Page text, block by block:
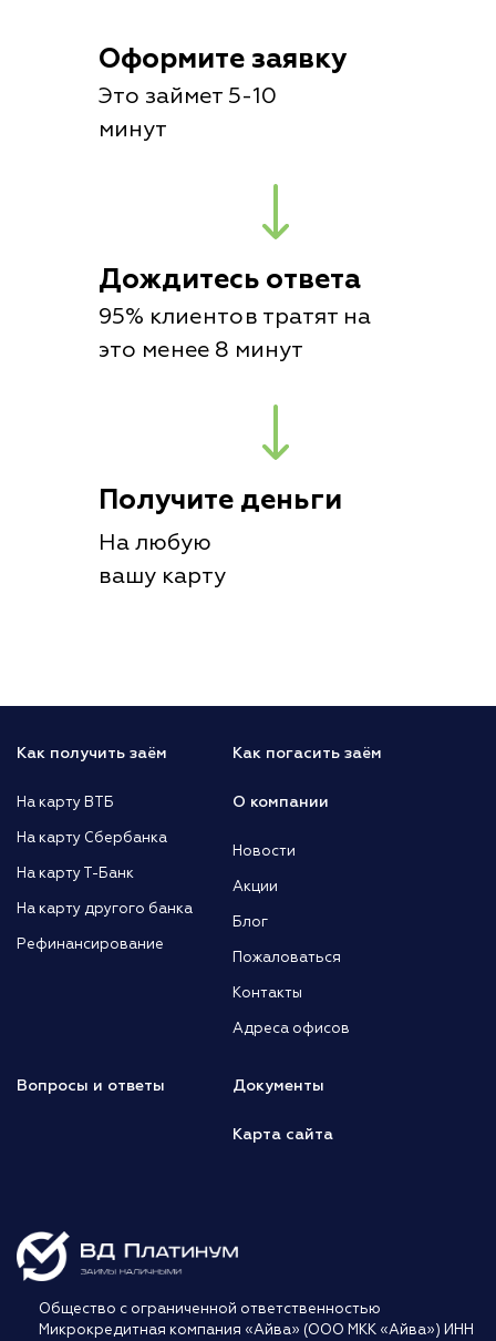
Оформите заявку
Это займет 5-10
минут
Дождитесь ответа
95% клиентов тратят на
это менее 8 минут
Получите деньги
На любую
вашу карту
Как получить заём
На карту ВТБ
На карту Сбербанка
На карту Т-Банк
На карту другого банка
Рефинансирование
Как погасить заём
О компании
Новости
Акции
Блог
Пожаловаться
Контакты
Адреса офисов
Вопросы и ответы Документы
Карта сайта
Общество с ограниченной ответственностью
Микрокредитная компания «Айва» (ООО МКК «Айва») ИНН